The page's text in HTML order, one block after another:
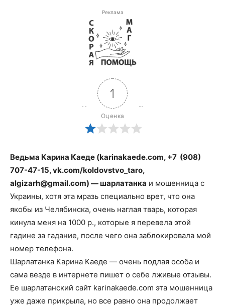
Реклама
1
Оценка
Ведьма Карина Каеде (karinakaede.com, +7 (908)
707-47-15, vk.com/koldovstvo_taro,
algizarh@gmail.com) — шарлатанка и мошенница с
Украины, хотя эта мразь специально врет, что она
якобы из Челябинска, очень наглая тварь, которая
кинула меня на 1000 р., которые я перевела этой
гадине за гадание, после чего она заблокировала мой
номер телефона.
Шарлатанка Карина Каеде — очень подлая особа и
сама везде в интернете пишет о себе лживые отзывы.
Ее шарлатанский сайт karinakaede.com эта мошенница
уже даже прикрыла, но все равно она продолжает